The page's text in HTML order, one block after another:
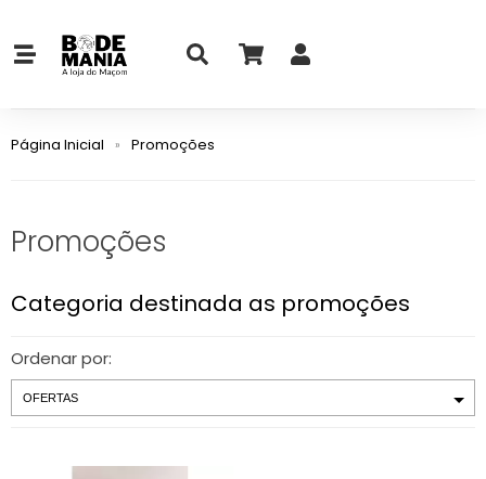
Página Inicial Promoções
Promoções
Categoria destinada as promoções
Ordenar por: